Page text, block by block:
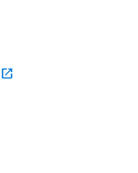
open_in_new